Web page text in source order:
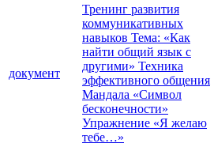
документ
Тренинг развития
коммуникативных
навыков Тема: «Как
найти общий язык с
другими» Техника
эффективного общения
Мандала «Символ
бесконечности»
Упражнение «Я желаю
тебе…»